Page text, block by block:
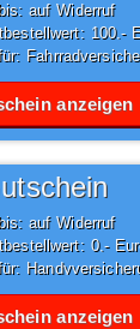
auf Widerruf
100,-
anzeigen
auf Widerruf
0,-
anzeigen